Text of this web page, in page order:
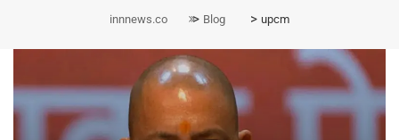
innnews.co > Blog > upcm